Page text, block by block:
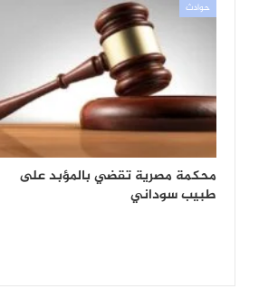
حوادث
محكمة مصرية تقضي بالمؤبد على
طبيب سوداني